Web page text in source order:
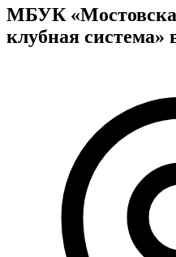
МБУК
клубная система»